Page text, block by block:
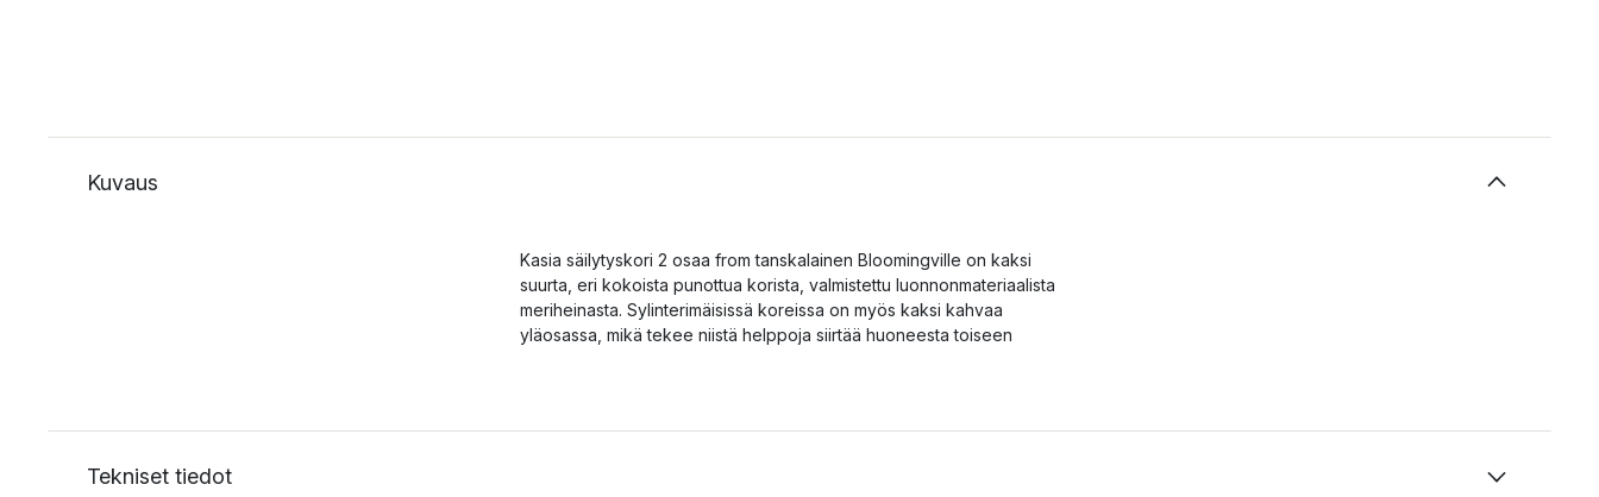
Kuvaus
Kasia säilytyskori 2 osaa from tanskalainen Bloomingville on kaksi
suurta, eri kokoista punottua korista, valmistettu luonnonmateriaalista
meriheinasta. Sylinterimäisissä koreissa on myös kaksi kahvaa
yläosassa, mikä tekee niistä helppoja siirtää huoneesta toiseen
Tekniset tiedot